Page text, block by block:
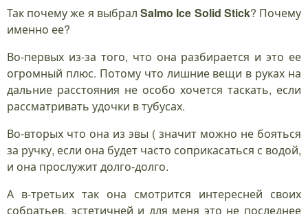
Так почему же я выбралSalmo Ice Solid Stick? Почему
именно ее?
Во-первых из-за того, что она разбирается и это ее
огромный плюс. Потому что лишние вещи в руках на
дальние расстояния не особо хочется таскать, если
рассматривать удочки в тубусах.
Во-вторых что она из эвы ( значит можно не бояться
за ручку, если она будет часто соприкасаться с водой,
и она прослужит долго-долго.
А в-третьих так она смотрится интересней своих
собратьев, эстетичней и для меня это не последнее